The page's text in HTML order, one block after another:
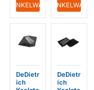
IN WINKELWAGENIN WINKELWAGEN
DeDietr
ich
DeDietr
ich